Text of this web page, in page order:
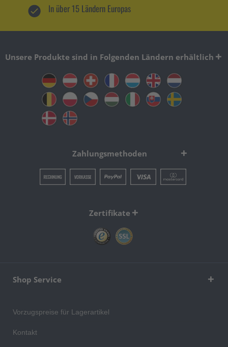
In über 15 Ländern Europas
Unsere Produkte sind in Folgenden Ländern erhältlich
Zahlungsmethoden
Zertifikate
Shop Service
Vorzugspreise für Lagerartikel
Kontakt